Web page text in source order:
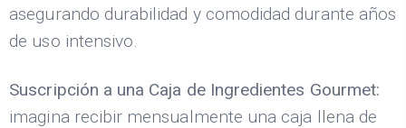
asegurando durabilidad y comodidad durante años
de uso intensivo.
Suscripción a una Caja de Ingredientes Gourmet:
imagina recibir mensualmente una caja llena de